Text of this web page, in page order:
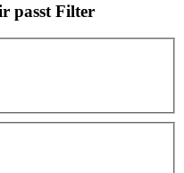
passt Filter